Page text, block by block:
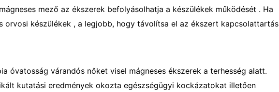
mező az ékszerek befolyásolhatja a készülékek működését . Ha
orvosi készülékek , a legjobb, hogy távolítsa el az ékszert kapcsolattartás
óvatosság várandós nőket visel mágneses ékszerek a terhesség alatt.
kutatási eredmények okozta egészségügyi kockázatokat illetően